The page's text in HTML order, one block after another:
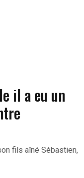
il a eu un
fils aîné Sébastien,